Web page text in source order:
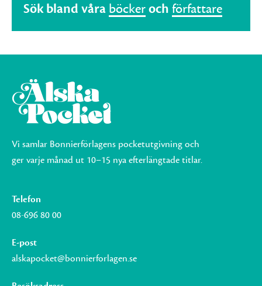
Sök bland våra böckeroch författare
Vi samlar Bonnierförlagens pocketutgivning och
ger varje månad ut 10–15 nya efterlängtade titlar.
Telefon
08-696 80 00
E-post
alskapocket@bonnierforlagen.se